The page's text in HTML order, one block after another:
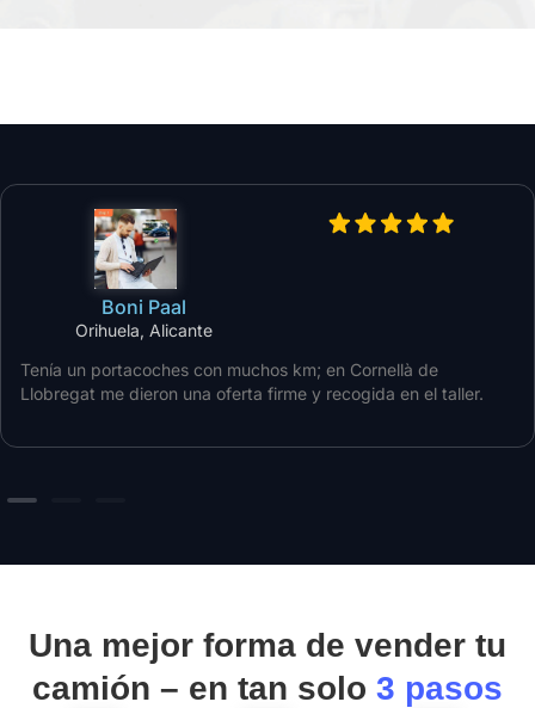
Boni Paal
Orihuela, Alicante
Tenía un portacoches con muchos km; en Cornellà de
Llobregat me dieron una oferta firme y recogida en el taller.
Una mejor forma de vender tu
camión – en tan solo 3 pasos